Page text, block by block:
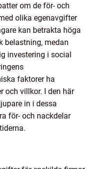
om de för- och
olika egenavgifter
kan betrakta höga
belastning, medan
investering i social
faktorer ha
och villkor. I den här
in i dessa
för- och nackdelar